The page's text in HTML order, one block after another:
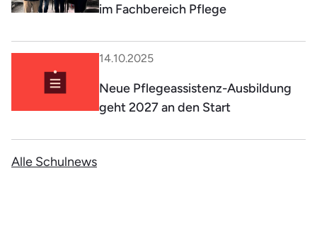
Alle Schulnews
im Fachbereich Pflege
14.10.2025
Neue Pflegeassistenz-Ausbildung
geht 2027 an den Start